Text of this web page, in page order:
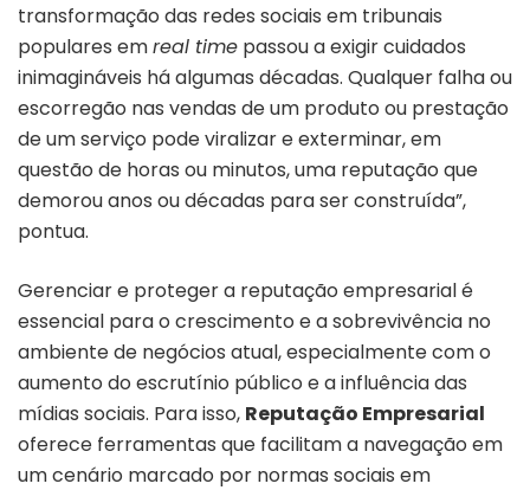
transformação das redes sociais em tribunais
populares emreal time passou a exigir cuidados
inimagináveis há algumas décadas. Qualquer falha ou
escorregão nas vendas de um produto ou prestação
de um serviço pode viralizar e exterminar, em
questão de horas ou minutos, uma reputação que
demorou anos ou décadas para ser construída”,
pontua.
Gerenciar e proteger a reputação empresarial é
essencial para o crescimento e a sobrevivência no
ambiente de negócios atual, especialmente com o
aumento do escrutínio público e a influência das
mídias sociais. Para isso, Reputação Empresarial
oferece ferramentas que facilitam a navegação em
um cenário marcado por normas sociais em